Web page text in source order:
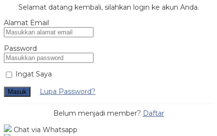
Selamat datang kembali, silahkan login ke akun Anda.
Alamat Email
Password
Ingat Saya
Masuk Lupa Password?
Belum menjadi member? Daftar
Chat via Whatsapp